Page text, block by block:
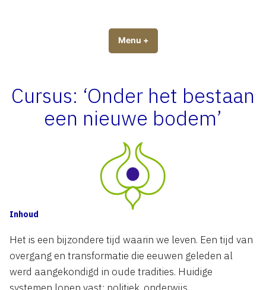
Profit for People and Planet
Menu +uitgeklapt
ingeklapt
Cursus: ‘Onder het bestaan
een nieuwe bodem’
Inhoud
Het is een bijzondere tijd waarin we leven. Een tijd van
overgang en transformatie die eeuwen geleden al
werd aangekondigd in oude tradities. Huidige